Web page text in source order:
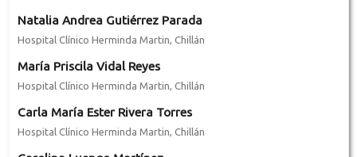
Natalia Andrea Gutiérrez Parada
Hospital Clínico Herminda Martin, Chillán
María Priscila Vidal Reyes
Hospital Clínico Herminda Martin, Chillán
Carla María Ester Rivera Torres
Hospital Clínico Herminda Martin, Chillán